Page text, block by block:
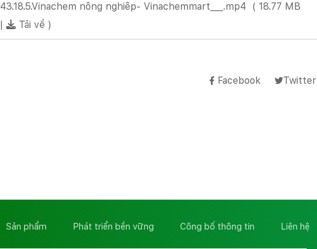
43.18.5.Vinachem nông nghiêp- Vinachemmart___.mp4 ( 18.77 MB
|
Tải về )
Twitter
Facebook
Sản phẩm Phát triển bền vững Công bố thông tin Liên hệ